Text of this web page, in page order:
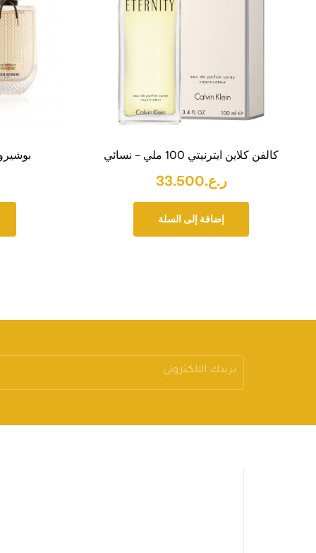
كالفن كلاين ايترنيتي 100 ملي – نسائي
ر.ع.33.500
إضافة إلى السلة